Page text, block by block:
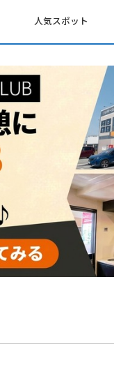
人気スポット